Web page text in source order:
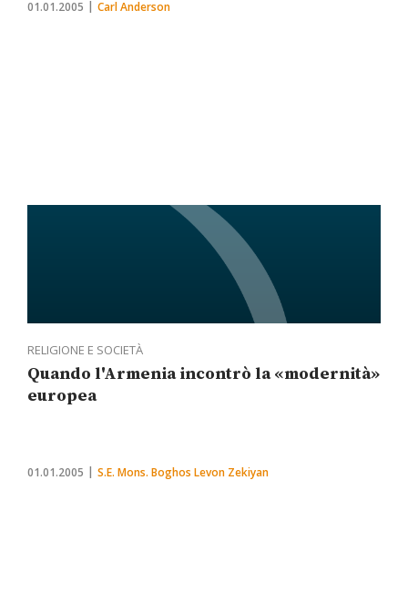
01.01.2005 Carl Anderson
RELIGIONE E SOCIETÀ
Quando l'Armenia incontrò la «modernità»
europea
01.01.2005 S.E. Mons. Boghos Levon Zekiyan